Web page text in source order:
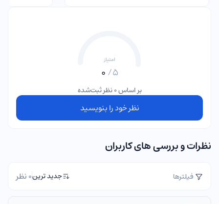
امتیاز
5/
بر اساس 0 نظر ثبت‌شده
نظر خود را بنویسید
نظرات و بررسی های کاربران
فیلترها جدید ترین0 نظر